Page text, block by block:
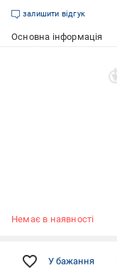
залишити відгук
Основна інформація
Немає в наявності
У бажання